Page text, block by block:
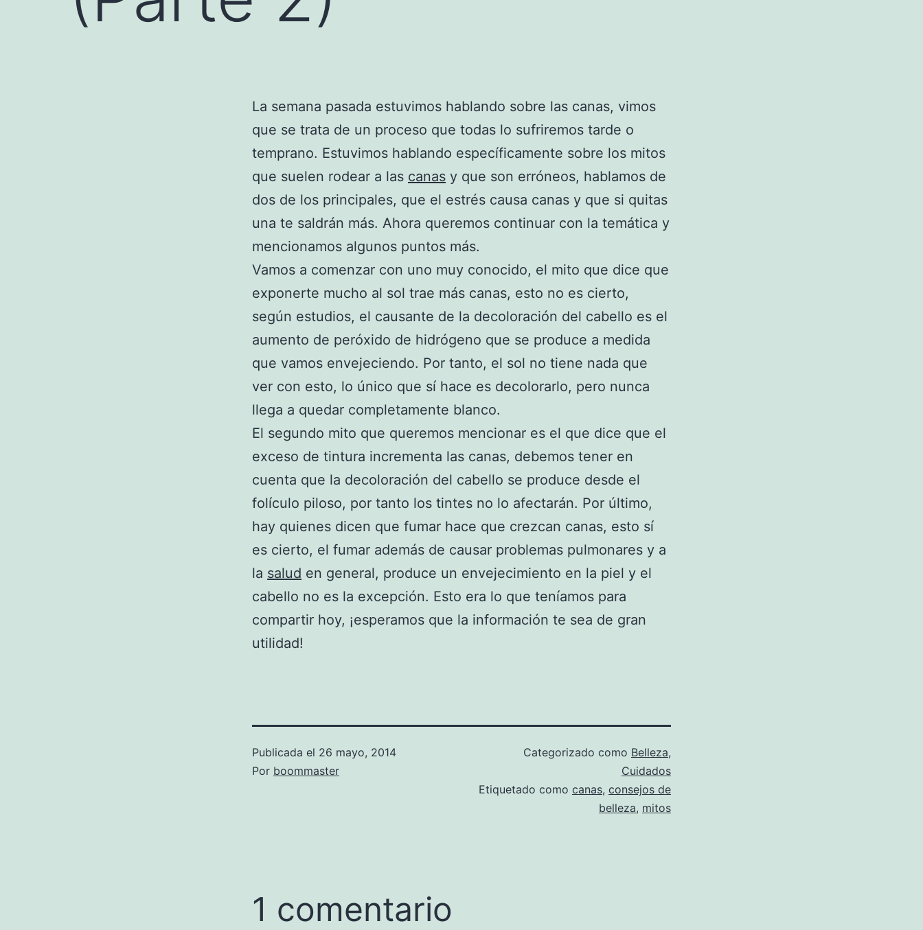
La semana pasada estuvimos hablando sobre las canas, vimos
que se trata de un proceso que todas lo sufriremos tarde o
temprano. Estuvimos hablando específicamente sobre los mitos
que suelen rodear a las canas y que son erróneos, hablamos de
dos de los principales, que el estrés causa canas y que si quitas
una te saldrán más. Ahora queremos continuar con la temática y
mencionamos algunos puntos más.
Vamos a comenzar con uno muy conocido, el mito que dice que
exponerte mucho al sol trae más canas, esto no es cierto,
según estudios, el causante de la decoloración del cabello es el
aumento de peróxido de hidrógeno que se produce a medida
que vamos envejeciendo. Por tanto, el sol no tiene nada que
ver con esto, lo único que sí hace es decolorarlo, pero nunca
llega a quedar completamente blanco.
El segundo mito que queremos mencionar es el que dice que el
exceso de tintura incrementa las canas, debemos tener en
cuenta que la decoloración del cabello se produce desde el
folículo piloso, por tanto los tintes no lo afectarán. Por último,
hay quienes dicen que fumar hace que crezcan canas, esto sí
es cierto, el fumar además de causar problemas pulmonares y a
la salud en general, produce un envejecimiento en la piel y el
cabello no es la excepción. Esto era lo que teníamos para
compartir hoy, ¡esperamos que la información te sea de gran
utilidad!
Publicada el 26 mayo, 2014
Por boommaster
Categorizado como Belleza,
Cuidados
Etiquetado como canas, consejos de
belleza, mitos
1 comentario